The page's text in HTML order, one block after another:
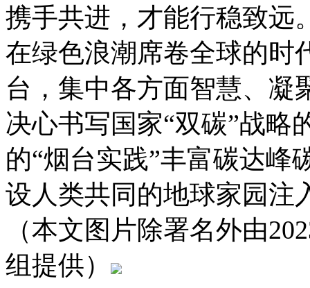
携手共进，才能行稳致远
在绿色浪潮席卷全球的时
台，集中各方面智慧、凝
决心书写国家“双碳”战略
的“烟台实践”丰富碳达峰
设人类共同的地球家园注
（本文图片除署名外由
组提供）